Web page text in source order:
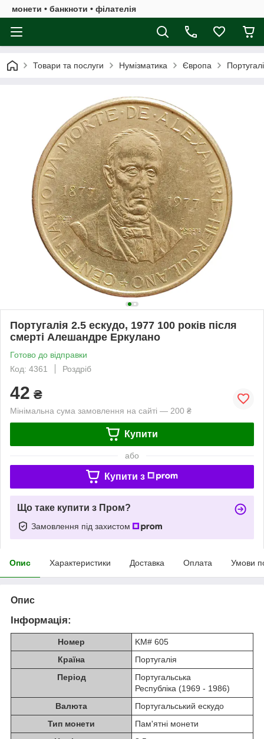
монети • банкноти • філателія
Товари та послуги Нумізматика Європа
Португалія 2.5 ескудо, 1977 100 років після
смерті Алешандре Еркулано
Готово до відправки
Код: 4361
Роздріб
42 ₴
Мінімальна сума замовлення на сайті — 200 ₴
Купити
або
Купити з
Що таке купити з Пром?
Замовлення під захистом
Опис Характеристики Доставка Оплата Умови
Опис
Інформація:
Номер
KM# 605
Країна
Португалія
Період
Португальська
Республіка (1969 - 1986)
Валюта
Португальський ескудо
Тип монети
Пам'ятні монети